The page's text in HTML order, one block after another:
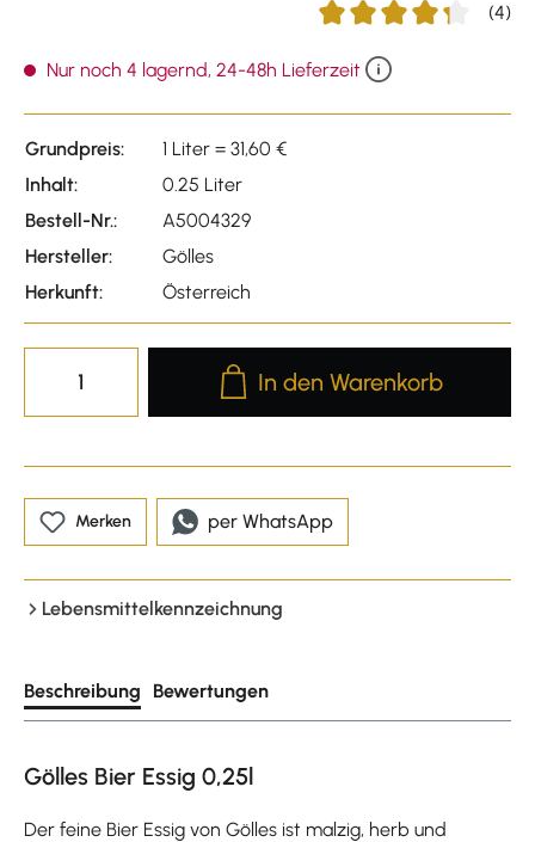
(4)
Nur noch 4 lagernd, 24-48h Lieferzeit
Grundpreis:
1 Liter = 31,60 €
Inhalt:
0.25 Liter
Bestell-Nr.:
A5004329
Hersteller:
Gölles
Herkunft:
Österreich
Produkt Anzahl: Gib den
In den Warenkorb
Merken per WhatsApp
Lebensmittelkennzeichnung
Beschreibung Bewertungen
Gölles Bier Essig 0,25l
Der feine Bier Essig von Gölles ist malzig, herb und